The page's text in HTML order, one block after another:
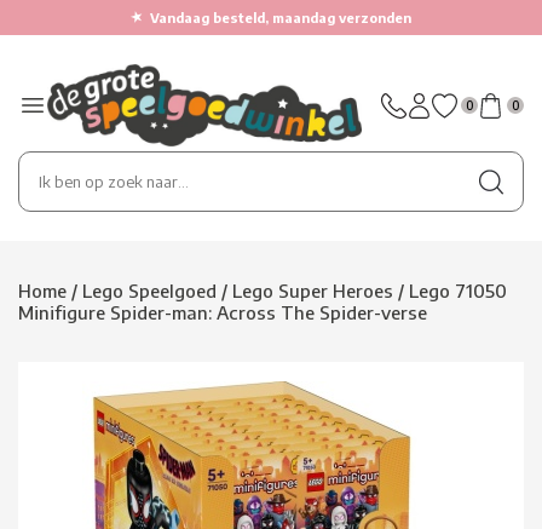
★ Vandaag besteld, maandag verzonden
0 0
Home / Lego Speelgoed / Lego Super Heroes / Lego 71050
Minifigure Spider-man: Across The Spider-verse